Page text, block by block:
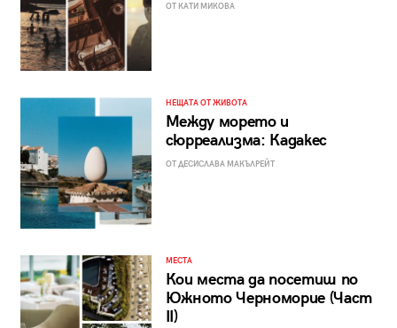
ОТ КАТИ МИКОВА
НЕЩАТА ОТ ЖИВОТА
Между морето и
сюрреализма: Кадакес
ОТ ДЕСИСЛАВА МАКЪЛРЕЙТ
МЕСТА
Кои места да посетиш по
Южното Черноморие (Част
II)